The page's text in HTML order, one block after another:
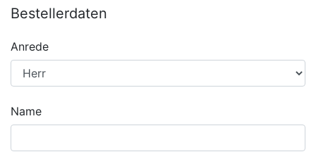
Bestellerdaten
Anrede
Name